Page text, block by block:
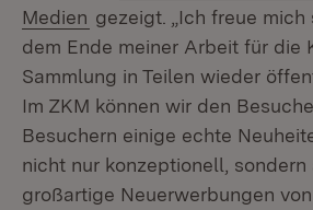
Medien (Öffnet in neuem
gezeigt. „Ich freue mich
dem Ende meiner Arbeit für die
Sammlung in Teilen wieder
Im ZKM können wir den
Besuchern einige echte
nicht nur konzeptionell, sondern
großartige Neuerwerbungen